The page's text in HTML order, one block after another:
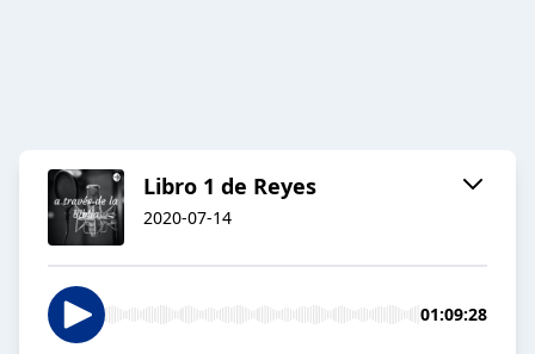
Libro 1 de Reyes
2020-07-14
01:09:28